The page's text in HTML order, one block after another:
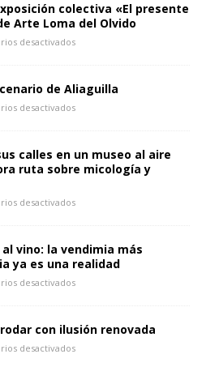
colectiva «El presente
Arte Loma del Olvido
desactivados
de Aliaguilla
desactivados
calles en un museo al aire
ruta sobre micología y
desactivados
vino: la vendimia más
ya es una realidad
desactivados
rodar con ilusión renovada
desactivados